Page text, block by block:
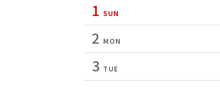
1 SUN
2 MON
3 TUE